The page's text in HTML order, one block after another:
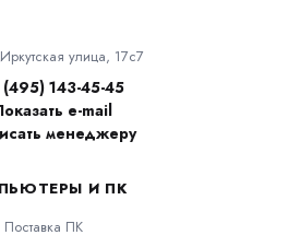
улица, 17с7
(495) 143-45-45
e-mail
менеджеру
И ПК
Поставка ПК